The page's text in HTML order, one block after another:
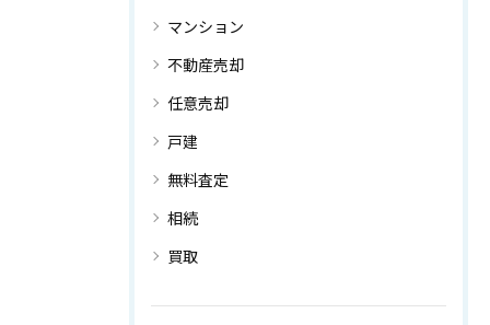
マンション
不動産売却
任意売却
戸建
無料査定
相続
買取